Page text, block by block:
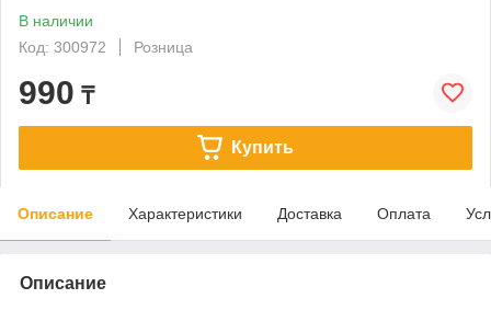
В наличии
Код: 300972
Розница
990 ₸
Купить
Описание Характеристики Доставка Оплата
Описание